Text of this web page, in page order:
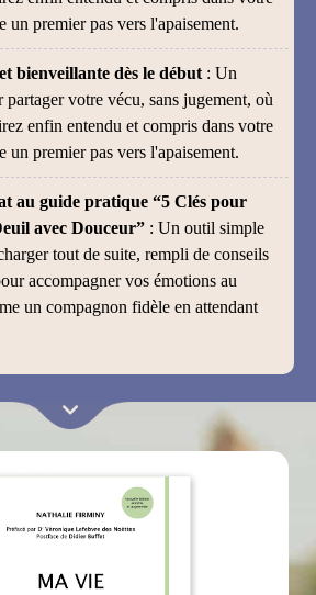
un premier pas vers l'apaisement.
bienveillante dès le début : Un
partager votre vécu, sans jugement, où
enfin entendu et compris dans votre
un premier pas vers l'apaisement.
au guide pratique “5 Clés pour
avec Douceur” : Un outil simple
tout de suite, rempli de conseils
accompagner vos émotions au
un compagnon fidèle en attendant